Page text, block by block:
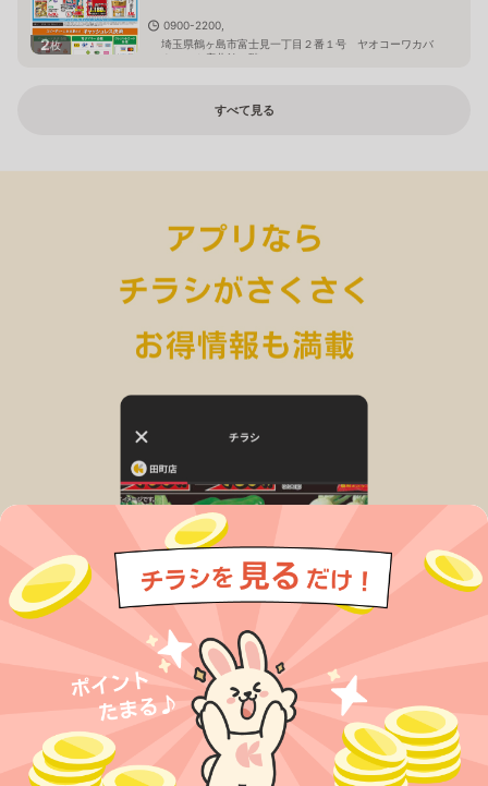
2枚
0900-2200,
埼玉県鶴ヶ島市富士見一丁目２番１号 ヤオコーワカバ
ウォーク店北館１階
すべて見る